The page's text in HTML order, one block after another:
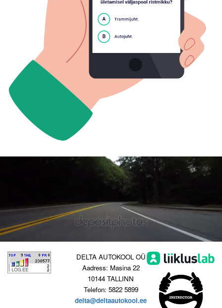
DELTA AUTOKOOL OÜ
Aadress: Masina 22
10144 TALLINN
Telefon: 5822 5899
delta@deltaautokool.ee